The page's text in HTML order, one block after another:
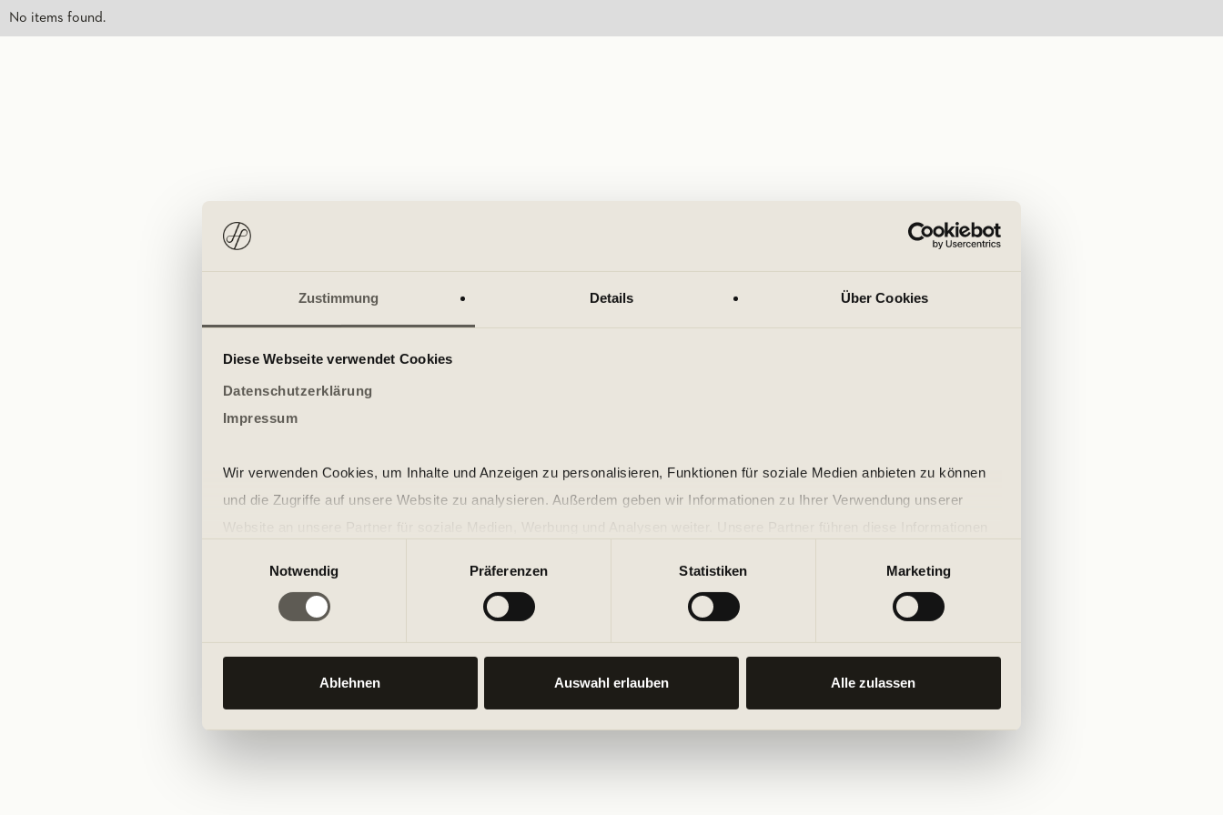
Zustimmung Details Über Cookies
Diese Webseite verwendet Cookies
Datenschutzerklärung
Impressum
Wir verwenden Cookies, um Inhalte und Anzeigen zu personalisieren, Funktionen für soziale Medien anbieten zu können
und die Zugriffe auf unsere Website zu analysieren. Außerdem geben wir Informationen zu Ihrer Verwendung unserer
der Dienste gesammelt haben.
Notwendig
Präferenzen Statistiken Marketing
Ablehnen Auswahl erlauben Alle zulassen
No items found.